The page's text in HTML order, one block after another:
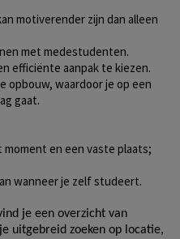
motiverender zijn dan alleen
met medestudenten.
efficiënte aanpak te kiezen.
opbouw, waardoor je op een
gaat.
en een vaste plaats;
wanneer je zelf studeert.
je een overzicht van
uitgebreid zoeken op locatie,